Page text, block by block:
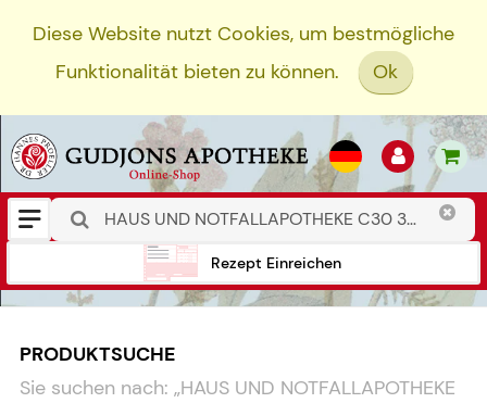
Diese Website nutzt Cookies, um bestmögliche
Funktionalität bieten zu können.
Ok
Rezept Einreichen
PRODUKTSUCHE
Sie suchen nach: „HAUS UND NOTFALLAPOTHEKE